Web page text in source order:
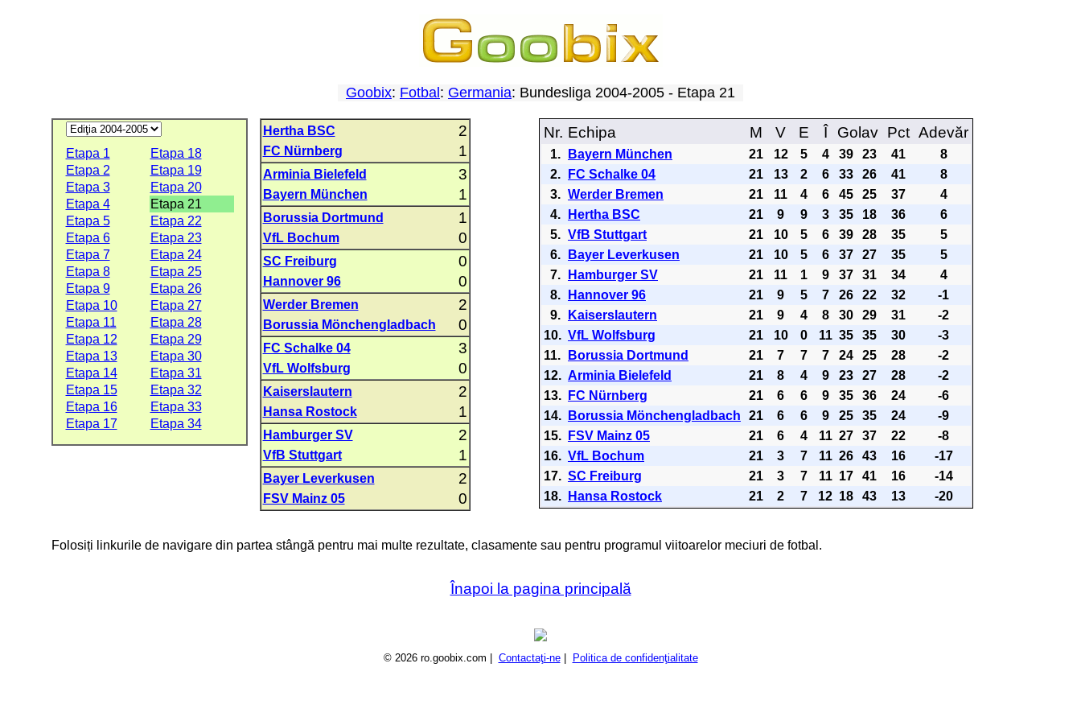
Goobix: Fotbal : Germania: Bundesliga 2004-2005 - Etapa 21
Etapa 1
Etapa 18
Etapa 2
Etapa 19
Etapa 3
Etapa 20
Etapa 4
Etapa 21
Etapa 5
Etapa 22
Etapa 6
Etapa 23
Etapa 7
Etapa 24
Etapa 8
Etapa 25
Etapa 9
Etapa 26
Etapa 10
Etapa 27
Etapa 11
Etapa 28
Etapa 12
Etapa 29
Etapa 13
Etapa 30
Etapa 14
Etapa 31
Etapa 15
Etapa 32
Etapa 16
Etapa 33
Etapa 17
Etapa 34
Hertha BSC 2
FC Nürnberg 1
Arminia Bielefeld 3
Bayern München 1
Borussia Dortmund 1
VfL Bochum 0
SC Freiburg 0
Hannover 96 0
Werder Bremen 2
Borussia Mönchengladbach 0
FC Schalke 04 3
VfL Wolfsburg 0
Kaiserslautern 2
Hansa Rostock 1
Hamburger SV 2
VfB Stuttgart 1
Bayer Leverkusen 2
FSV Mainz 05 0
Nr. Echipa M V E Î Golav Pct Adevăr
1. Bayern München 21 12 5 4 39 23 41
8
2.
FC Schalke 04 21 13 2 6 33 26 41
8
3. Werder Bremen 21 11 4 6 45 25 37
4
4.
Hertha BSC 21 9 9 3 35 18 36
6
5. VfB Stuttgart 21 10 5 6 39 28 35
5
6.
Bayer Leverkusen 21 10 5 6 37 27 35
5
7.
Hamburger SV 21 11 1 9 37 31 34
4
8.
Hannover 96 21 9 5 7 26 22 32
-1
9.
Kaiserslautern 21 9 4 8 30 29 31
-2
10. VfL Wolfsburg 21 10 0 11 35 35 30
-3
11.
Borussia Dortmund 21 7 7 7 24 25 28
-2
12. Arminia Bielefeld 21 8 4 9 23 27 28
-2
13.
FC Nürnberg 21 6 6 9 35 36 24
-6
14.
Borussia Mönchengladbach 21 6 6 9 25 35 24
-9
15.
FSV Mainz 05 21 6 4 11 27 37 22
-8
16. VfL Bochum 21 3 7 11 26 43 16
-17
17. SC Freiburg 21 3 7 11 17 41 16
-14
18.
Hansa Rostock 21 2 7 12 18 43 13 -20
Folosiți linkurile de navigare din partea stângă pentru mai multe rezultate, clasamente sau pentru programul viitoarelor meciuri de fotbal.
Înapoi la pagina principală
© 2026 ro.goobix.com | Contactaţi-ne| Politica de confidenţialitate